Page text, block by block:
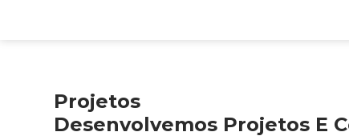
Projetos
Desenvolvemos Projetos E